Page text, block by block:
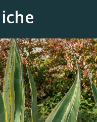
si vede in
il conte Alfredo era
l’arrivo della